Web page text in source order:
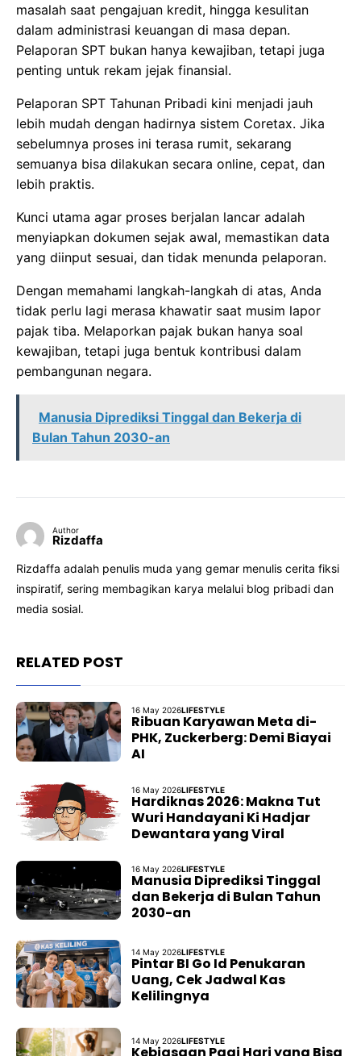
masalah saat pengajuan kredit, hingga kesulitan
dalam administrasi keuangan di masa depan.
Pelaporan SPT bukan hanya kewajiban, tetapi juga
penting untuk rekam jejak finansial.
Pelaporan SPT Tahunan Pribadi kini menjadi jauh
lebih mudah dengan hadirnya sistem Coretax. Jika
sebelumnya proses ini terasa rumit, sekarang
semuanya bisa dilakukan secara online, cepat, dan
lebih praktis.
Kunci utama agar proses berjalan lancar adalah
menyiapkan dokumen sejak awal, memastikan data
yang diinput sesuai, dan tidak menunda pelaporan.
Dengan memahami langkah-langkah di atas, Anda
tidak perlu lagi merasa khawatir saat musim lapor
pajak tiba. Melaporkan pajak bukan hanya soal
kewajiban, tetapi juga bentuk kontribusi dalam
pembangunan negara.
Manusia Diprediksi Tinggal dan Bekerja di
Bulan Tahun 2030-an
Author
Rizdaffa
Rizdaffa adalah penulis muda yang gemar menulis cerita fiksi
inspiratif, sering membagikan karya melalui blog pribadi dan
media sosial.
RELATED POST
16 May 2026LIFESTYLE
Ribuan Karyawan Meta di-
PHK, Zuckerberg: Demi Biayai
AI
16 May 2026LIFESTYLE
Hardiknas 2026: Makna Tut
Wuri Handayani Ki Hadjar
Dewantara yang Viral
16 May 2026LIFESTYLE
Manusia Diprediksi Tinggal
dan Bekerja di Bulan Tahun
2030-an
14 May 2026LIFESTYLE
Pintar BI Go Id Penukaran
Uang, Cek Jadwal Kas
Kelilingnya
14 May 2026LIFESTYLE